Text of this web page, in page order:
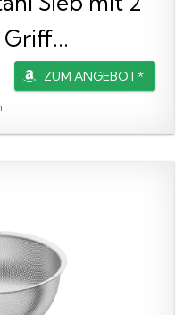
ZUM ANGEBOT*